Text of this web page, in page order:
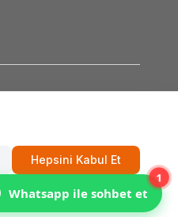
Whatsapp ile sohbet et
1
Hepsini Kabul Et